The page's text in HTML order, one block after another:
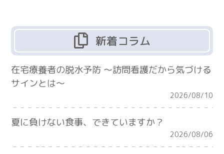
新着コラム
在宅療養者の脱水予防 ～訪問看護だから気づける
サインとは～
2026/08/10
夏に負けない食事、できていますか？
2026/08/06